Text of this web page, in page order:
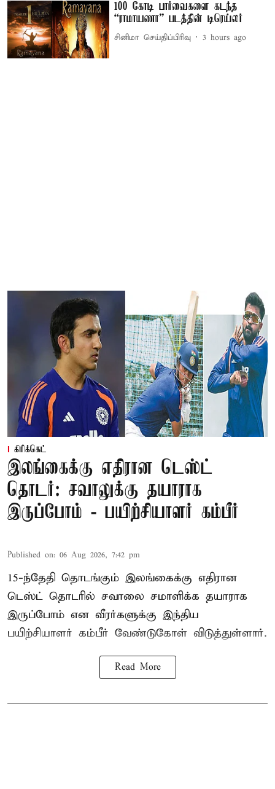
100 கோடி பார்வைகளை கடந்த
“ராமாயணா” படத்தின் டிரெய்லர்
சினிமா செய்திப்பிரிவு 3 hours ago
கிரிக்கெட்
இலங்கைக்கு எதிரான டெஸ்ட்
தொடர்: சவாலுக்கு தயாராக
இருப்போம் - பயிற்சியாளர் கம்பீர்
Published on: 06 Aug 2026, 7:42 pm
15-ந்தேதி தொடங்கும் இலங்கைக்கு எதிரான
டெஸ்ட் தொடரில் சவாலை சமாளிக்க தயாராக
இருப்போம் என வீரர்களுக்கு இந்திய
பயிற்சியாளர் கம்பீர் வேண்டுகோள் விடுத்துள்ளார்.
Read More